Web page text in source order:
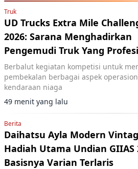
Truk
UD Trucks Extra Mile
2026: Sarana Menghadirkan
Pengemudi Truk Yang
Berbalut kegiatan kompetisi untuk
pembekalan berbagai aspek
kendaraan niaga
49 menit yang lalu
Berita
Daihatsu Ayla Modern
Hadiah Utama Undian GIIAS
Basisnya Varian Terlaris